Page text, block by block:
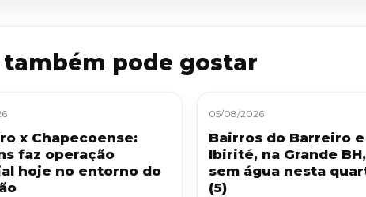
também pode gostar
x Chapecoense:
faz operação
hoje no entorno do
05/08/2026
Bairros do Barreiro
Ibirité, na Grande
sem água nesta
(5)